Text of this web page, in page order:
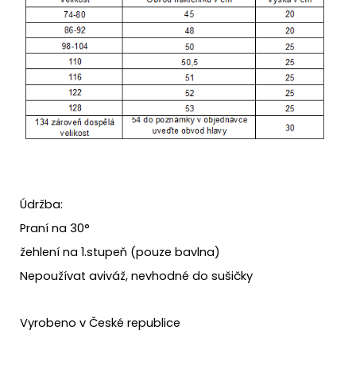
Údržba:
Praní na 30°
žehlení na 1.stupeň (pouze bavlna)
Nepoužívat aviváž, nevhodné do sušičky
Vyrobeno v České republice